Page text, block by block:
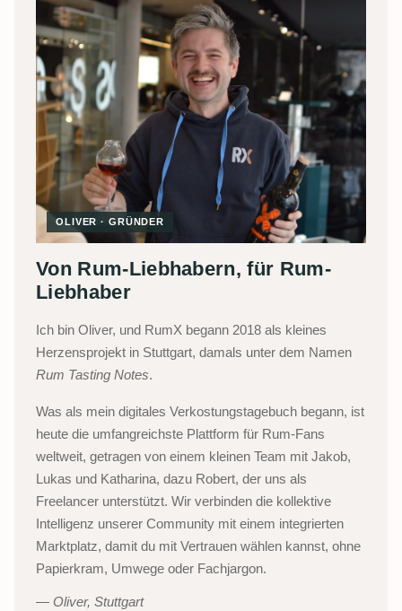
OLIVER · GRÜNDER
Von Rum-Liebhabern, für Rum-
Liebhaber
Ich bin Oliver, und RumX begann 2018 als kleines
Herzensprojekt in Stuttgart, damals unter dem Namen
Rum Tasting Notes.
Was als mein digitales Verkostungstagebuch begann, ist
heute die umfangreichste Plattform für Rum-Fans
weltweit, getragen von einem kleinen Team mit Jakob,
Lukas und Katharina, dazu Robert, der uns als
Freelancer unterstützt. Wir verbinden die kollektive
Intelligenz unserer Community mit einem integrierten
Marktplatz, damit du mit Vertrauen wählen kannst, ohne
Papierkram, Umwege oder Fachjargon.
Oliver, Stuttgart